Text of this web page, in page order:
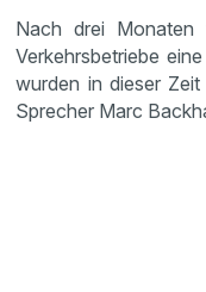
Nach drei Monaten
Verkehrsbetriebe
wurden in dieser
Sprecher Marc